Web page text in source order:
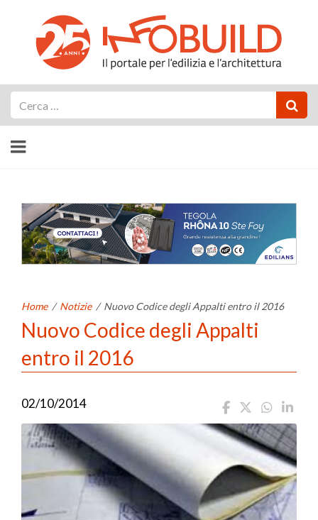
Home / Notizie / Nuovo Codice degli Appalti entro il 2016
Nuovo Codice degli Appalti
entro il 2016
02/10/2014